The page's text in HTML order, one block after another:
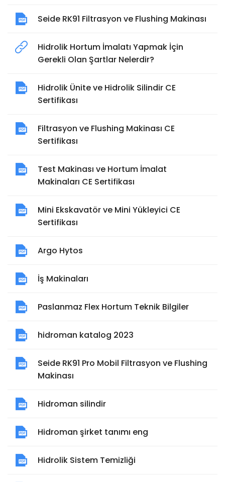
Seide RK91 Filtrasyon ve Flushing Makinası
Hidrolik Hortum İmalatı Yapmak İçin
Gerekli Olan Şartlar Nelerdir?
Hidrolik Ünite ve Hidrolik Silindir CE
Sertifikası
Filtrasyon ve Flushing Makinası CE
Sertifikası
Test Makinası ve Hortum İmalat
Makinaları CE Sertifikası
Mini Ekskavatör ve Mini Yükleyici CE
Sertifikası
Argo Hytos
İş Makinaları
Paslanmaz Flex Hortum Teknik Bilgiler
hidroman katalog 2023
Seide RK91 Pro Mobil Filtrasyon ve Flushing
Makinası
Hidroman silindir
Hidroman şirket tanımı eng
Hidrolik Sistem Temizliği